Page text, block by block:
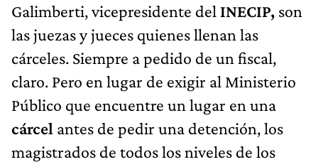
Galimberti, vicepresidente del INECIP, son
las juezas y jueces quienes llenan las
cárceles. Siempre a pedido de un fiscal,
claro. Pero en lugar de exigir al Ministerio
Público que encuentre un lugar en una
cárcel antes de pedir una detención, los
magistrados de todos los niveles de los